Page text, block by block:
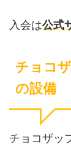
入会は公式
チョコ
の設備
チョコザッ